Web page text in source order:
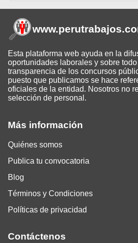
Más información
Quiénes somos
Publica tu convocatoria
Blog
Términos y Condiciones
Políticas de privacidad
Contáctenos
www.perutrabajos
Esta plataforma web ayuda en la
oportunidades laborales y sobre
transparencia de los concursos
puesto que publicamos se hace
oficiales de la entidad. Nosotros no
selección de personal.